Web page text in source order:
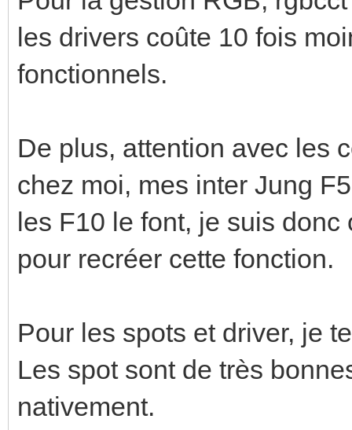
les drivers coûte 10 fois
fonctionnels.
De plus, attention avec les
chez moi, mes inter Jung
les F10 le font, je suis
pour recréer cette fonction.
Pour les spots et driver, je
Les spot sont de très
nativement.